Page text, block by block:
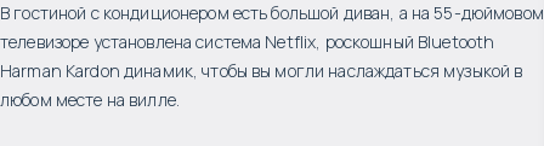
В гостиной с кондиционером есть большой диван, а на 55-дюймовом
телевизоре установлена система Netflix, роскошный Bluetooth
Harman Kardon динамик, чтобы вы могли наслаждаться музыкой в
любом месте на вилле.